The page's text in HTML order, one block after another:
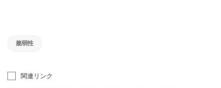
脆弱性
関連リンク